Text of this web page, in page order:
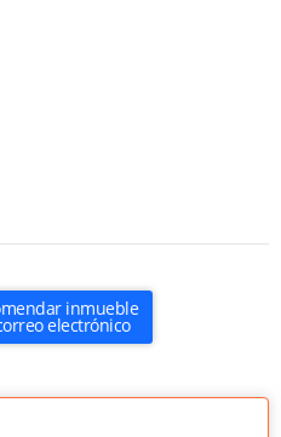
inmueble
electrónico